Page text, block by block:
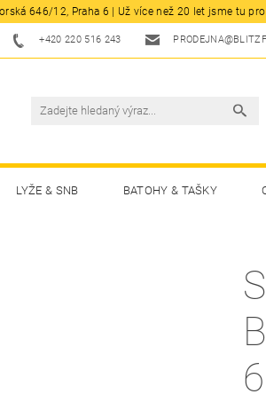
646/12, Praha 6 | Už více než 20 let jsme tu
+420 220 516 243
LYŽE & SNB BATOHY & TAŠKY